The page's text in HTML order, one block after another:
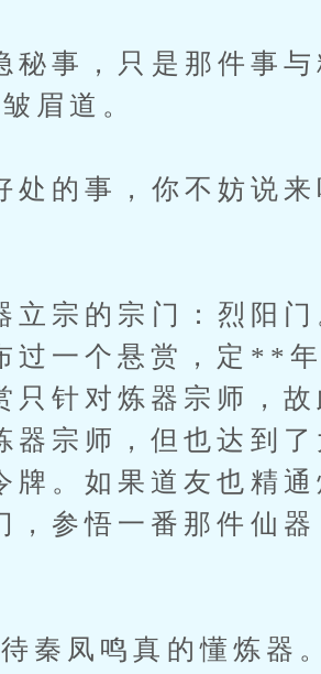
事，只是那件事与
眉道。
的事，你不妨说来
宗的宗门：烈阳门
过一个悬赏，定**
针对炼器宗师，故
器宗师，但也达到
。如果道友也精通
参悟一番那件仙器
凤鸣真的懂炼器